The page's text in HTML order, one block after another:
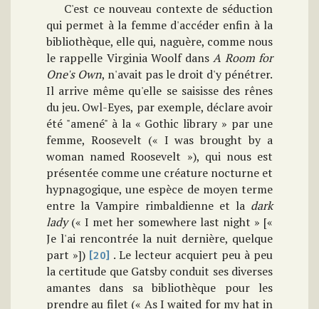
C'est ce nouveau contexte de séduction
qui permet à la femme d'accéder enfin à la
bibliothèque, elle qui, naguère, comme nous
le rappelle Virginia Woolf dansA Room for
One's Own, n'avait pas le droit d'y pénétrer.
Il arrive même qu'elle se saisisse des rênes
du jeu. Owl-Eyes, par exemple, déclare avoir
été "amené" à la « Gothic library » par une
femme, Roosevelt (« I was brought by a
woman named Roosevelt »), qui nous est
présentée comme une créature nocturne et
hypnagogique, une espèce de moyen terme
entre la Vampire rimbaldienne et la dark
lady(« I met her somewhere last night » [«
Je l'ai rencontrée la nuit dernière, quelque
part »]) [20] . Le lecteur acquiert peu à peu
la certitude que Gatsby conduit ses diverses
amantes dans sa bibliothèque pour les
prendre au filet (« As I waited for my hat in